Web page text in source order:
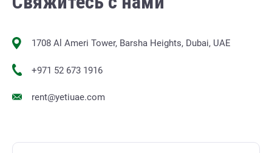
1708 Al Ameri Tower, Barsha Heights, Dubai, UAE
+971 52 673 1916
rent@yetiuae.com